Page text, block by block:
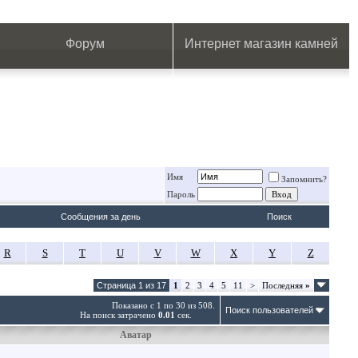
Форум Интернет магазин камней
Имя
Запомнить?
Пароль
Сообщения за день Поиск
R S T U V W X Y Z
Страница 1 из 17 1 2 3 4 5 11 > Последняя »
Показано с 1 по 30 из 508.
На поиск затрачено 0.01 сек. Поиск пользователей
Аватар